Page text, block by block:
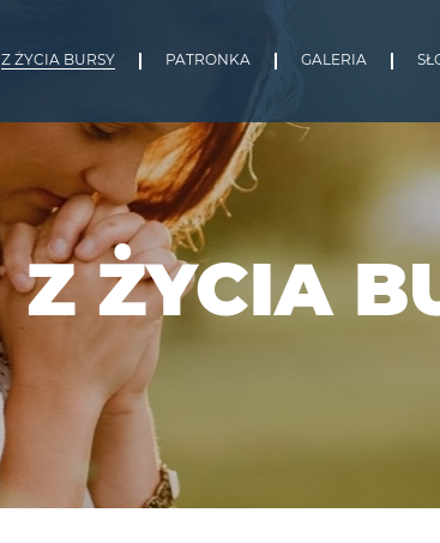
Z ŻYCIA BURSY PATRONKA GALERIA
Z ŻYCIA